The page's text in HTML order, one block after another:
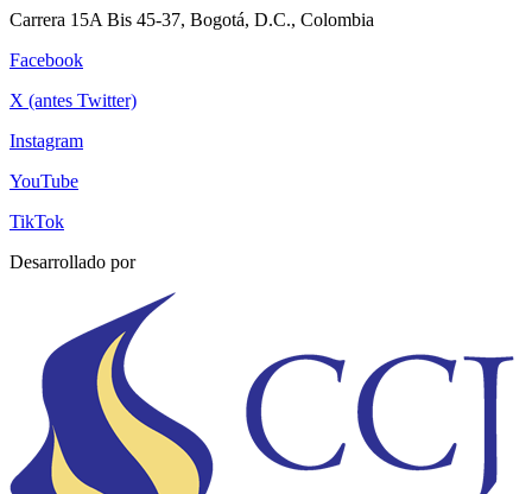
Carrera 15A Bis 45-37, Bogotá, D.C., Colombia
Facebook
X (antes Twitter)
Instagram
YouTube
TikTok
Desarrollado por